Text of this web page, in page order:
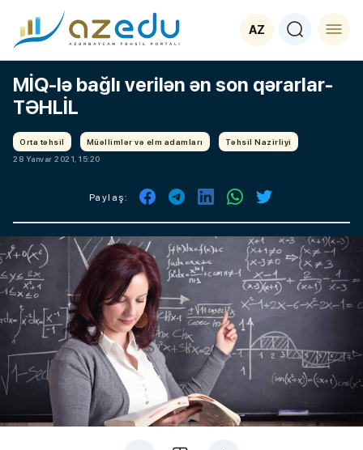
AZ
MİQ-lə bağlı verilən ən son qərarlar-
TƏHLİL
Orta təhsil Müəllimlər və elm adamları
Təhsil Nazirliyi
28 Yanvar 2021, 15:20
Paylaş: